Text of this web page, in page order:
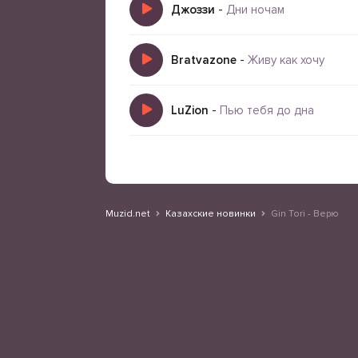
Джоззи - Дни ночам
Bratvazone - Живу как хочу
LuZion - Пью тебя до дна
Muzid.net Казахские новинки Gin Tori - Верю